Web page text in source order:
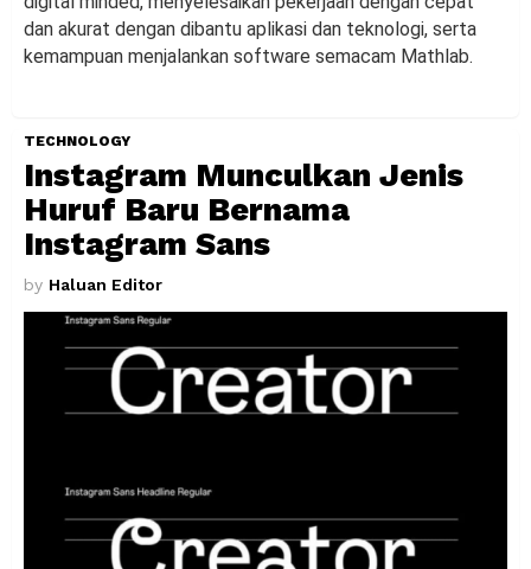
dan akurat dengan dibantu aplikasi dan teknologi, serta
kemampuan menjalankan software semacam Mathlab.
TECHNOLOGY
Instagram Munculkan Jenis
Huruf Baru Bernama
Instagram Sans
by Haluan Editor